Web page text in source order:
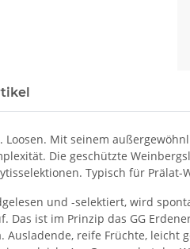
Mit seinem
Die geschützte
Typisch für
und -selektiert, wird
Das ist im Prinzip das GG
reife Früchte,